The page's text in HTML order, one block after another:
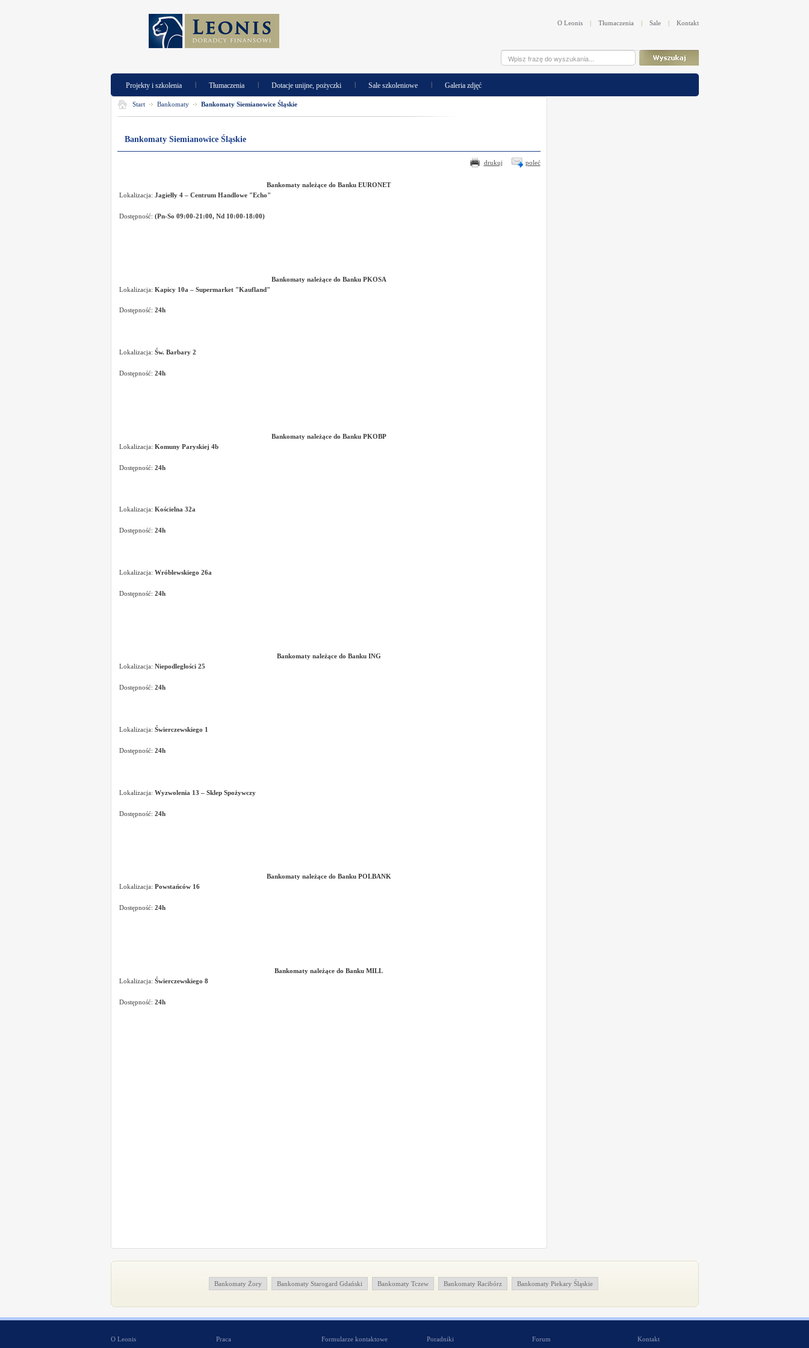
O Leonis | Tłumaczenia | Sale | Kontakt
Projekty i szkolenia | Tłumaczenia | Dotacje unijne, pożyczki | Sale szkoleniowe | Galeria zdjęć
Start Bankomaty Bankomaty Siemianowice Śląskie
Bankomaty Siemianowice Śląskie
poleć
drukuj
Bankomaty należące do Banku EURONET
Lokalizacja: Jagiełły 4 – Centrum Handlowe "Echo"
Dostępność: (Pn-So 09:00-21:00, Nd 10:00-18:00)
Bankomaty należące do Banku PKOSA
Lokalizacja: Kapicy 10a – Supermarket "Kaufland"
Dostępność: 24h
Lokalizacja: Św. Barbary 2
Dostępność: 24h
Bankomaty należące do Banku PKOBP
Lokalizacja: Komuny Paryskiej 4b
Dostępność: 24h
Lokalizacja: Kościelna 32a
Dostępność: 24h
Lokalizacja: Wróblewskiego 26a
Dostępność: 24h
Bankomaty należące do Banku ING
Lokalizacja: Niepodległości 25
Dostępność: 24h
Lokalizacja: Świerczewskiego 1
Dostępność: 24h
Lokalizacja: Wyzwolenia 13 – Sklep Spożywczy
Dostępność: 24h
Bankomaty należące do Banku POLBANK
Lokalizacja: Powstańców 16
Dostępność: 24h
Bankomaty należące do Banku MILL
Lokalizacja: Świerczewskiego 8
Dostępność: 24h
Bankomaty Żory Bankomaty Starogard Gdański Bankomaty Tczew Bankomaty Racibórz Bankomaty Piekary Śląskie
O Leonis Praca Formularze kontaktowe Poradniki Forum Kontakt